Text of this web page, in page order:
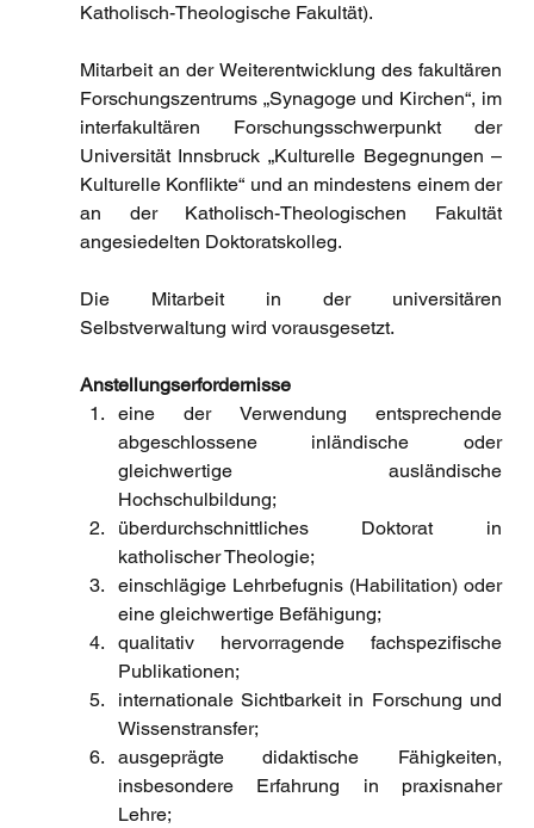
Katholisch-Theologische Fakultät).
Mitarbeit an der Weiterentwicklung des fakultären
Forschungszentrums „Synagoge und Kirchen“, im
interfakultären Forschungsschwerpunkt der
Universität Innsbruck „Kulturelle Begegnungen –
Kulturelle Konflikte“ und an mindestens einem der
an der Katholisch-Theologischen Fakultät
angesiedelten Doktoratskolleg.
Die Mitarbeit in der universitären
Selbstverwaltung wird vorausgesetzt.
Anstellungserfordernisse
eine der Verwendung entsprechende
abgeschlossene inländische oder
gleichwertige ausländische
Hochschulbildung;
überdurchschnittliches Doktorat in
katholischer Theologie;
einschlägige Lehrbefugnis (Habilitation) oder
eine gleichwertige Befähigung;
qualitativ hervorragende fachspezifische
Publikationen;
internationale Sichtbarkeit in Forschung und
Wissenstransfer;
ausgeprägte didaktische Fähigkeiten,
insbesondere Erfahrung in praxisnaher
Lehre;